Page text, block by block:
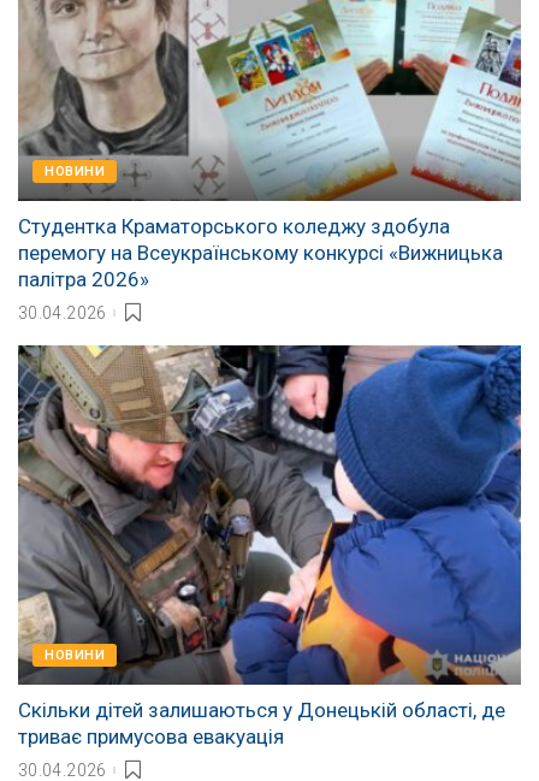
НОВИНИ
Студентка Краматорського коледжу здобула
перемогу на Всеукраїнському конкурсі «Вижницька
палітра 2026»
30.04.2026
НОВИНИ
Скільки дітей залишаються у Донецькій області, де
триває примусова евакуація
30.04.2026